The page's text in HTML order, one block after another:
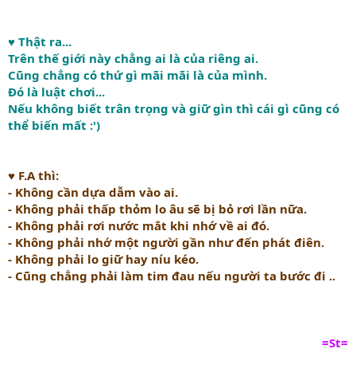
♥ Thật ra...
Trên thế giới này chẳng ai là của riêng ai.
Cũng chẳng có thứ gì mãi mãi là của mình.
Đó là luật chơi...
Nếu không biết trân trọng và giữ gìn thì cái gì cũng có
thể biến mất :')
♥ F.A thì:
- Không cần dựa dẫm vào ai.
- Không phải thấp thỏm lo âu sẽ bị bỏ rơi lần nữa.
- Không phải rơi nước mắt khi nhớ về ai đó.
- Không phải nhớ một người gần như đến phát điên.
- Không phải lo giữ hay níu kéo.
- Cũng chẳng phải làm tim đau nếu người ta bước đi ..
=St=